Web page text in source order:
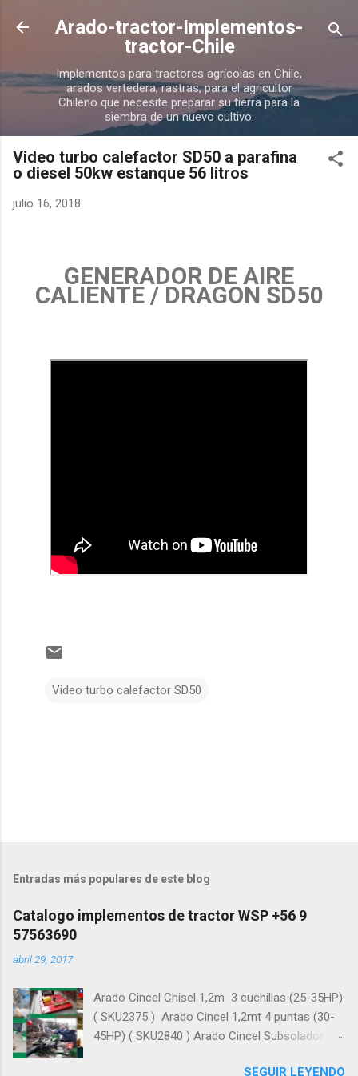
Ir al contenido principal
Arado-tractor-Implementos-
tractor-Chile
Implementos para tractores agrícolas en Chile,
arados vertedera, rastras, para el agricultor
Chileno que necesite preparar su tierra para la
siembra de un nuevo cultivo.
Video turbo calefactor SD50 a parafina
o diesel 50kw estanque 56 litros
julio 16, 2018
GENERADOR DE AIRE
CALIENTE / DRAGON SD50
Video turbo calefactor SD50
r
o
s
Entradas más populares de este blog
Catalogo implementos de tractor WSP +56 9
57563690
abril 29, 2017
Arado Cincel Chisel 1,2m 3 cuchillas (25-35HP)
( SKU2375 ) Arado Cincel 1,2mt 4 puntas (30-
45HP) ( SKU2840 ) Arado Cincel Subsolador
SEGUIR LEYENDO